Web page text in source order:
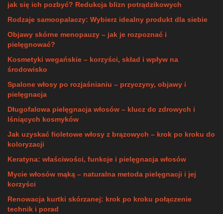
jak się ich pozbyć? Redukcja blizn potrądzikowych
Rodzaje samoopalaczy: Wybierz idealny produkt dla siebie
Objawy skórne menopauzy – jak je rozpoznać i
pielęgnować?
Kosmetyki wegańskie – korzyści, skład i wpływ na
środowisko
Spalone włosy po rozjaśnianiu – przyczyny, objawy i
pielęgnacja
Długofalowa pielęgnacja włosów – klucz do zdrowych i
lśniących kosmyków
Jak uzyskać fioletowe włosy z brązowych – krok po kroku do
koloryzacji
Keratyna: właściwości, funkcje i pielęgnacja włosów
Mycie włosów mąką – naturalna metoda pielęgnacji i jej
korzyści
Renowacja kurtki skórzanej: krok po kroku połączenie
technik i porad